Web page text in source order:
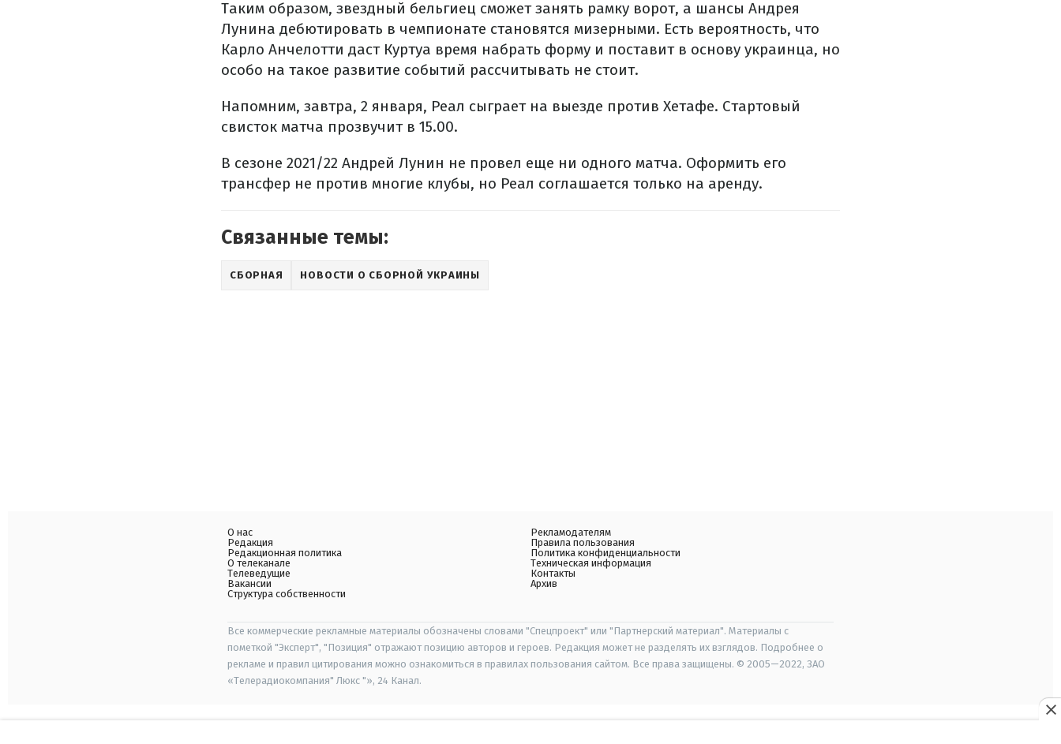
Таким образом, звездный бельгиец сможет занять рамку ворот, а шансы Андрея
Лунина дебютировать в чемпионате становятся мизерными. Есть вероятность, что
Карло Анчелотти даст Куртуа время набрать форму и поставит в основу украинца, но
особо на такое развитие событий рассчитывать не стоит.
Напомним, завтра, 2 января, Реал сыграет на выезде против Хетафе. Стартовый
свисток матча прозвучит в 15.00.
В сезоне 2021/22 Андрей Лунин не провел еще ни одного матча. Оформить его
трансфер не против многие клубы, но Реал соглашается только на аренду.
Связанные темы:
СБОРНАЯ НОВОСТИ О СБОРНОЙ УКРАИНЫ
О нас
Редакция
Редакционная политика
О телеканале
Телеведущие
Вакансии
Структура собственности
Рекламодателям
Правила пользования
Политика конфиденциальности
Техническая информация
Контакты
Архив
Все коммерческие рекламные материалы обозначены словами "Спецпроект" или "Партнерский материал". Материалы с
пометкой "Эксперт", "Позиция" отражают позицию авторов и героев. Редакция может не разделять их взглядов. Подробнее о
рекламе и правил цитирования можно ознакомиться в правилах пользования сайтом. Все права защищены. © 2005—2022, ЗАО
«Телерадиокомпания" Люкс "», 24 Канал.